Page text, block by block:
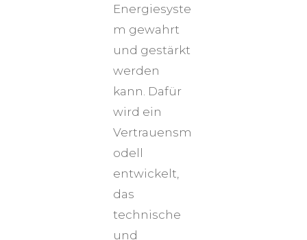
Energiesyste
m gewahrt
und gestärkt
werden
kann. Dafür
wird ein
Vertrauensm
odell
entwickelt,
das
technische
und